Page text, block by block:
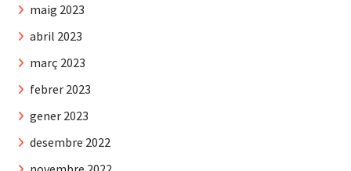
maig 2023
abril 2023
març 2023
febrer 2023
gener 2023
desembre 2022